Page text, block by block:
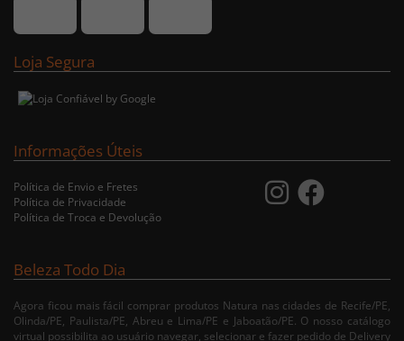
Loja Segura
Informações Úteis
Política de Envio e Fretes
Política de Privacidade
Política de Troca e Devolução
Beleza Todo Dia
Agora ficou mais fácil comprar produtos Natura nas cidades de Recife/PE,
Olinda/PE, Paulista/PE, Abreu e Lima/PE e Jaboatão/PE. O nosso catálogo
virtual possibilita ao usuário navegar, selecionar e fazer pedido de Delivery